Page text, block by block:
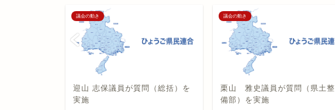
議会の動き
迎山 志保議員が質問（総括）を
実施
議会の動き
栗山 雅史議員が質問（県土整
備部）を実施